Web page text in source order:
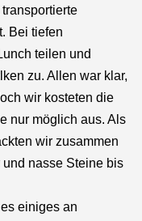
Bei tiefen
teilen und
zu. Allen war klar,
wir kosteten die
nur möglich aus. Als
wir zusammen
nasse Steine bis
einiges an